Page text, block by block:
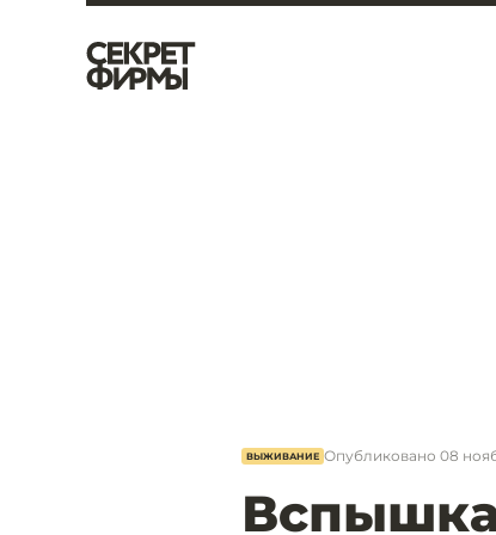
ВЫЖИВАНИЕ Опубликовано 08